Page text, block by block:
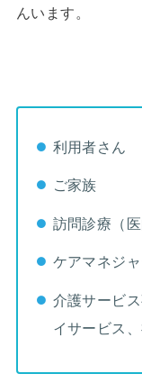
んいます。
利用者さん
ご家族
訪問診療（医
ケアマネジ
介護サービ
イサービス